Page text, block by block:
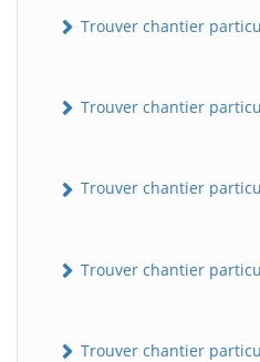
Trouver chantier
Trouver chantier
Trouver chantier
Trouver chantier
Trouver chantier